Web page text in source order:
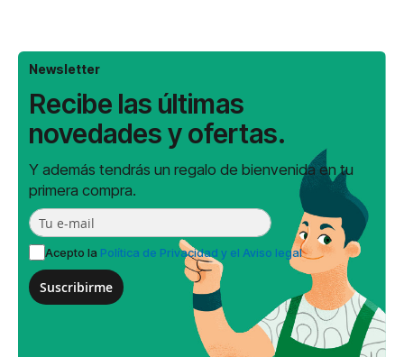
Newsletter
Recibe las últimas
novedades y ofertas.
Y además tendrás un regalo de bienvenida en tu
primera compra.
Acepto la Política de Privacidad y el Aviso legal
Suscribirme